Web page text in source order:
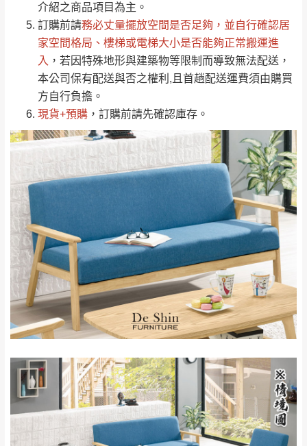
介紹之商品項目為主。
訂購前請務必丈量擺放空間是否足夠 ，並自行確認居
家空間格局、 樓梯或電梯大小是否能夠正常搬運進
入 ，若因特殊地形與建築物等限制而導致無法配送，
本公司保有配送與否之權利,且首趟配送運費須由購買
方自行負擔。
現貨+預購 ，訂購前請先確認庫存。
免 運
費
＊A108產品另收運費
新竹
峨眉鄉、五峰鄉、
橫山、北埔鄉、尖
石鄉、寶山鄉山
區、新埔山區、芎
台北 無
新北
雙溪、貢寮、烏
來、平溪、九份、
石門、林口 下福
里、新店山區、三
峽山區、石碇、坪
林、福隆、淡水山
區、北投湖山路、
深坑山區
基隆
$ 9,000以上：免
$ 9,000以下：
NT$500元
＊A108產品另收運費
基隆山區
$ 9,000以上：免
卓蘭鎮、三灣、通
接單後二日內(不含例假日)，我們客服會與您
電話聯絡或E-Mail通知確認訂單。
（線上客
服 LINE → @dershin）
下單前先詢問是否現貨 ，若未詢問下單後無
現貨我們客服會再來電或E-Mail與您聯絡
（洽詢方式請搜尋 Line ID →
地區恕無法提供運送 (詳見運送規章)。
配送範圍：
苗栗至基隆；其它地區暫不開放，如因特殊
地型限制(山區、鄉、鎮、村)、樓梯太小、無
法搬運上樓等因素，導致無法配送，
本公司
保有出貨的權利。
保護物流人員的工作安全，賣家無提供吊掛
服務，若需以吊車或其他的吊掛方式吊運，
費用將由買方自行支付。
因大型傢俱有組裝、配送的問題，並非一般
快速到貨商品，無法指定特定時間送達，司
機當天到貨前皆會再與您通知，讓你不用整
天在家等貨，以節省您的寶貴時間。
由於百貨公司配送較為不易，故暫無法配送
至百貨公司內部。